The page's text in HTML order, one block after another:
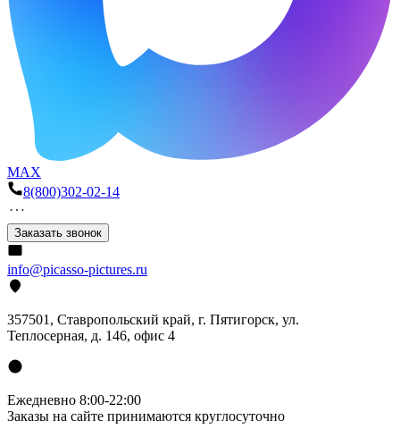
MAX
8(800)302-02-14
Заказать звонок
info@picasso-pictures.ru
357501, Ставропольский край, г. Пятигорск, ул.
Теплосерная, д. 146, офис 4
Ежедневно 8:00-22:00
Заказы на сайте принимаются круглосуточно